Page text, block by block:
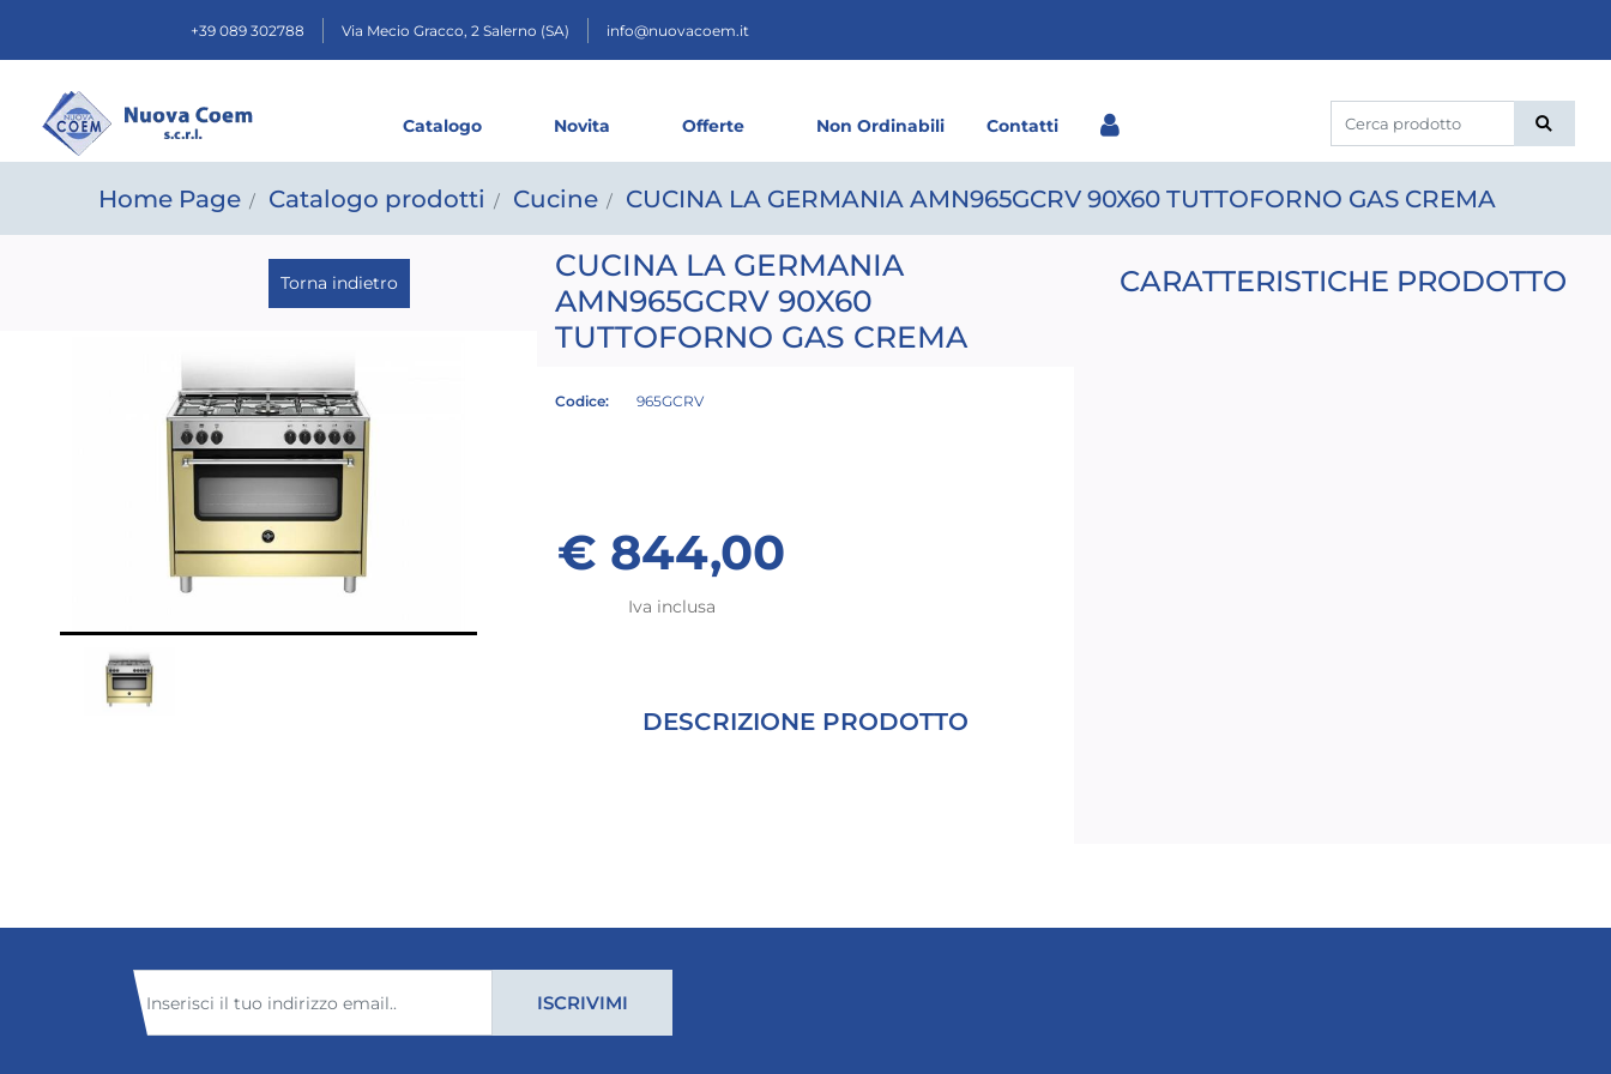
+39 089 302788 Via Mecio Gracco, 2 Salerno (SA) info@nuovacoem.it
Catalogo Novita Offerte Non Ordinabili Contatti
Home Page Catalogo prodotti Cucine CUCINA LA GERMANIA AMN965GCRV 90X60 TUTTOFORNO GAS CREMA
Torna indietro
CUCINA LA GERMANIA
AMN965GCRV 90X60
TUTTOFORNO GAS CREMA
Codice: 965GCRV
€ 844,00
Iva inclusa
DESCRIZIONE PRODOTTO
CARATTERISTICHE PRODOTTO